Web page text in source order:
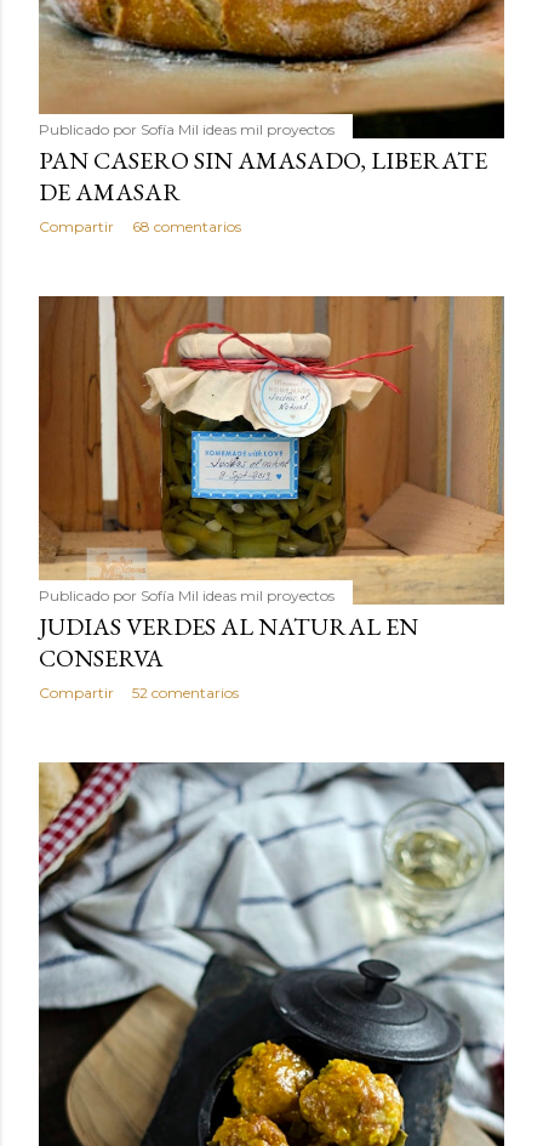
Publicado por Sofía Mil ideas mil proyectos
PAN CASERO SIN AMASADO, LIBERATE
DE AMASAR
Compartir 68 comentarios
Publicado por Sofía Mil ideas mil proyectos
JUDIAS VERDES AL NATURAL EN
CONSERVA
Compartir 52 comentarios